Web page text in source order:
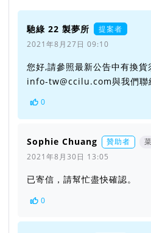
馳綠 22 製夢所
提案者
2021年8月27日 09:10
您好,請參照最新公告中有換
info-tw@ccilu.com與我們聯
0
Sophie Chuang 贊助者
2021年8月30日 13:05
已寄信，請幫忙盡快確認。
0